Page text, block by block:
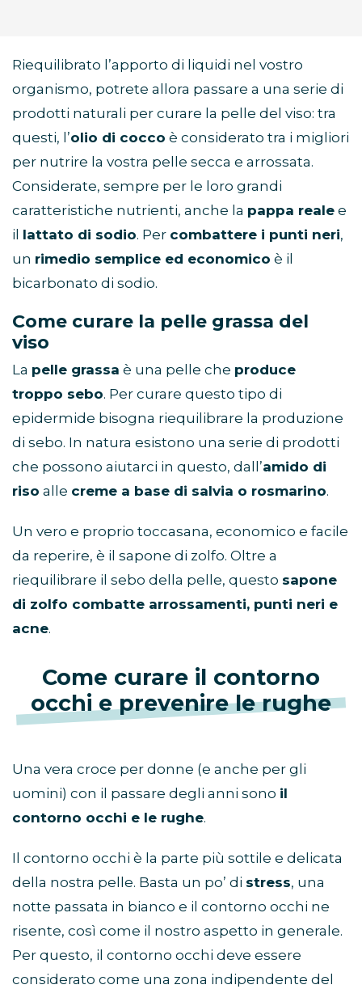
Riequilibrato l’apporto di liquidi nel vostro
organismo, potrete allora passare a una serie di
prodotti naturali per curare la pelle del viso: tra
questi, l’olio di cocco è considerato tra i migliori
per nutrire la vostra pelle secca e arrossata.
Considerate, sempre per le loro grandi
caratteristiche nutrienti, anche la pappa reale e
il lattato di sodio. Per combattere i punti neri,
un rimedio semplice ed economico è il
bicarbonato di sodio.
Come curare la pelle grassa del
viso
La pelle grassa è una pelle che produce
troppo sebo. Per curare questo tipo di
epidermide bisogna riequilibrare la produzione
di sebo. In natura esistono una serie di prodotti
che possono aiutarci in questo, dall’amido di
riso alle creme a base di salvia o rosmarino.
Un vero e proprio toccasana, economico e facile
da reperire, è il sapone di zolfo. Oltre a
riequilibrare il sebo della pelle, questo sapone
di zolfo combatte arrossamenti, punti neri e
acne.
Come curare il contorno
occhi e prevenire le rughe
Una vera croce per donne (e anche per gli
uomini) con il passare degli anni sono il
contorno occhi e le rughe.
Il contorno occhi è la parte più sottile e delicata
della nostra pelle. Basta un po’ di stress, una
notte passata in bianco e il contorno occhi ne
risente, così come il nostro aspetto in generale.
Per questo, il contorno occhi deve essere
considerato come una zona indipendente del